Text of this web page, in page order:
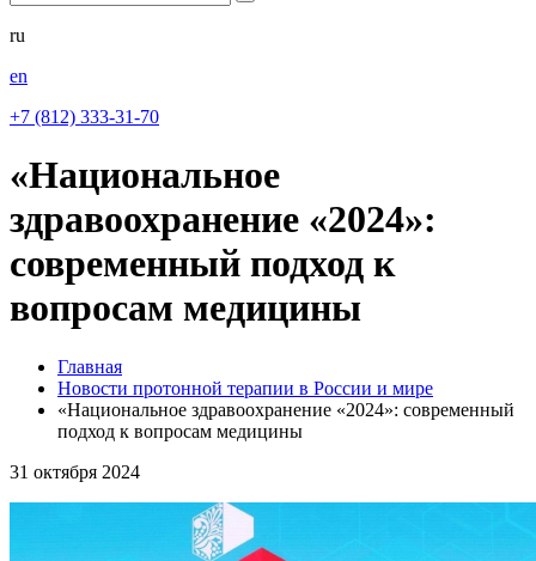
ru
en
+7 (812) 333-31-70
«Национальное
здравоохранение «2024»:
современный подход к
вопросам медицины
Главная
Новости протонной терапии в России и мире
«Национальное здравоохранение «2024»: современный
подход к вопросам медицины
31 октября 2024